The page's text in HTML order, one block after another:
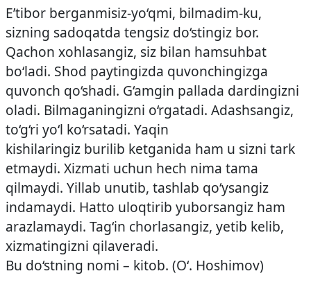
E’tibor berganmisiz-yo‘qmi, bilmadim-ku,
sizning sadoqatda tengsiz do‘stingiz bor.
Qachon xohlasangiz, siz bilan hamsuhbat
bo‘ladi. Shod paytingizda quvonchingizga
quvonch qo‘shadi. G‘amgin pallada dardingizni
oladi. Bilmaganingizni o‘rgatadi. Adashsangiz,
to‘g‘ri yo‘l ko‘rsatadi. Yaqin
kishilaringiz burilib ketganida ham u sizni tark
etmaydi. Xizmati uchun hech nima tama
qilmaydi. Yillab unutib, tashlab qo‘ysangiz
indamaydi. Hatto uloqtirib yuborsangiz ham
arazlamaydi. Tag‘in chorlasangiz, yetib kelib,
xizmatingizni qilaveradi.
Bu do‘stning nomi – kitob. (O‘. Hoshimov)